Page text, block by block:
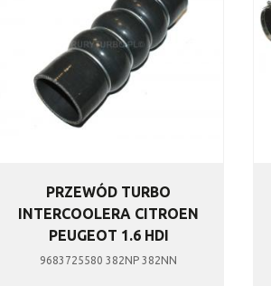
PRZEWÓD TURBO
INTERCOOLERA CITROEN
PEUGEOT 1.6 HDI
9683725580 382NP 382NN